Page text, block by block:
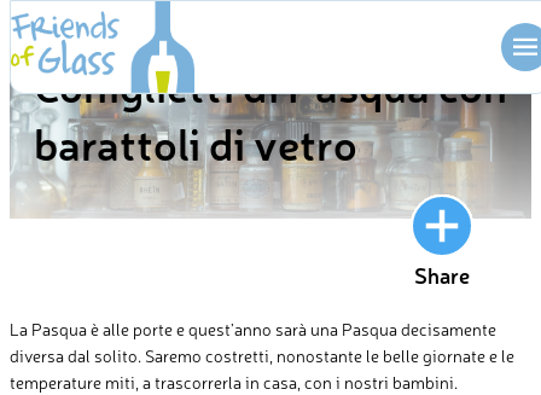
Skip
to
content
BLOG
Coniglietti di Pasqua con
barattoli di vetro
Share
La Pasqua è alle porte e quest’anno sarà una Pasqua decisamente
diversa dal solito. Saremo costretti, nonostante le belle giornate e le
temperature miti, a trascorrerla in casa, con i nostri bambini.